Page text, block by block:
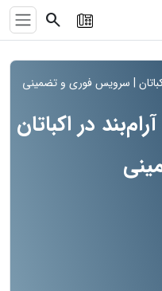
search
| سرویس فوری و تضمینی
در اکباتان